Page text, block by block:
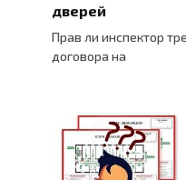
дверей
Прав ли инспектор
договора на